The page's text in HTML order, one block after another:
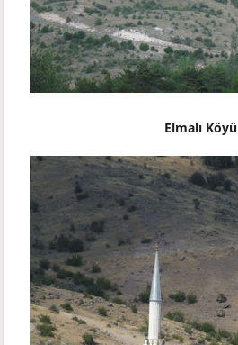
Elmalı Köyü